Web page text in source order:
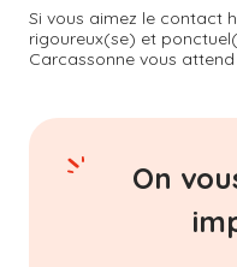
Si vous aimez le contact
rigoureux(se) et
Carcassonne vous
On